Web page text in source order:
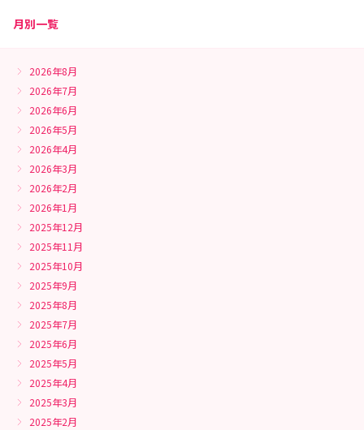
月別一覧
2026年8月
2026年7月
2026年6月
2026年5月
2026年4月
2026年3月
2026年2月
2026年1月
2025年12月
2025年11月
2025年10月
2025年9月
2025年8月
2025年7月
2025年6月
2025年5月
2025年4月
2025年3月
2025年2月